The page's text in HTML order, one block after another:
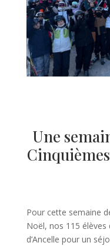
Une
Pour cette semaine
Noël, nos 115
d’Ancelle pour un